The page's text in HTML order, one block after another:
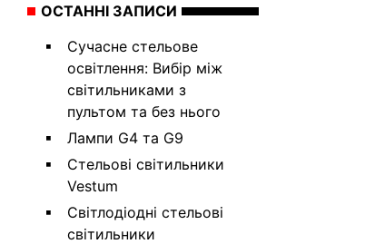
ОСТАННІ ЗАПИСИ
Сучасне стельове
освітлення: Вибір між
світильниками з
пультом та без нього
Лампи G4 та G9
Стельові світильники
Vestum
Світлодіодні стельові
світильники